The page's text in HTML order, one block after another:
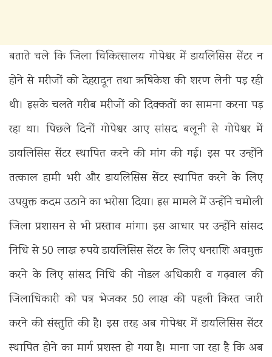
बताते चले कि जिला चिकित्सालय गोपेश्वर में डायलिसिस सेंटर न
होने से मरीजों को देहरादून तथा ऋषिकेश की शरण लेनी पड़ रही
थी। इसके चलते गरीब मरीजों को दिक्कतों का सामना करना पड़
रहा था। पिछले दिनों गोपेश्वर आए सांसद बलूनी से गोपेश्वर में
डायलिसिस सेंटर स्थापित करने की मांग की गई। इस पर उन्होंने
तत्काल हामी भरी और डायलिसिस सेंटर स्थापित करने के लिए
उपयुक्त कदम उठाने का भरोसा दिया। इस मामले में उन्होंने चमोली
जिला प्रशासन से भी प्रस्ताव मांगा। इस आधार पर उन्होंने सांसद
निधि से 50 लाख रुपये डायलिसिस सेंटर के लिए धनराशि अवमुक्त
करने के लिए सांसद निधि की नोडल अधिकारी व गढ़वाल की
जिलाधिकारी को पत्र भेजकर 50 लाख की पहली किस्त जारी
करने की संस्तुति की है। इस तरह अब गोपेश्वर में डायलिसिस सेंटर
स्थापित होने का मार्ग प्रशस्त हो गया है। माना जा रहा है कि अब